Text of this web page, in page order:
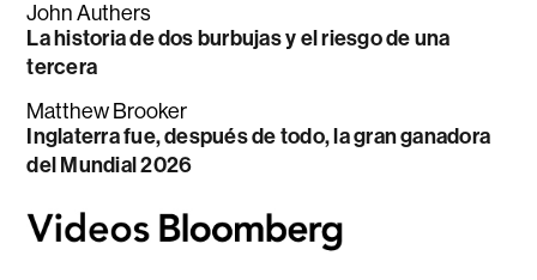
John Authers
La historia de dos burbujas y el riesgo de una
tercera
Matthew Brooker
Inglaterra fue, después de todo, la gran ganadora
del Mundial 2026